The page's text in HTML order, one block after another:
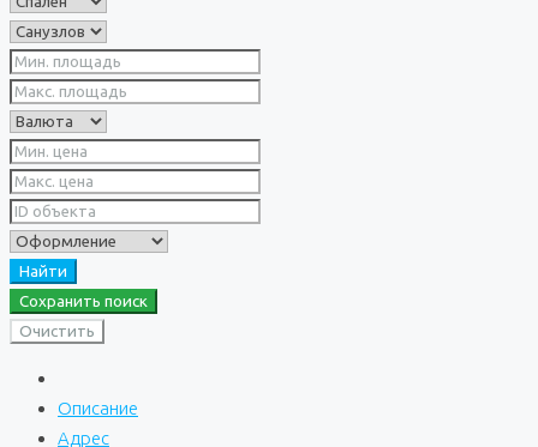
Найти
Сохранить поиск
Очистить
Описание
Адрес